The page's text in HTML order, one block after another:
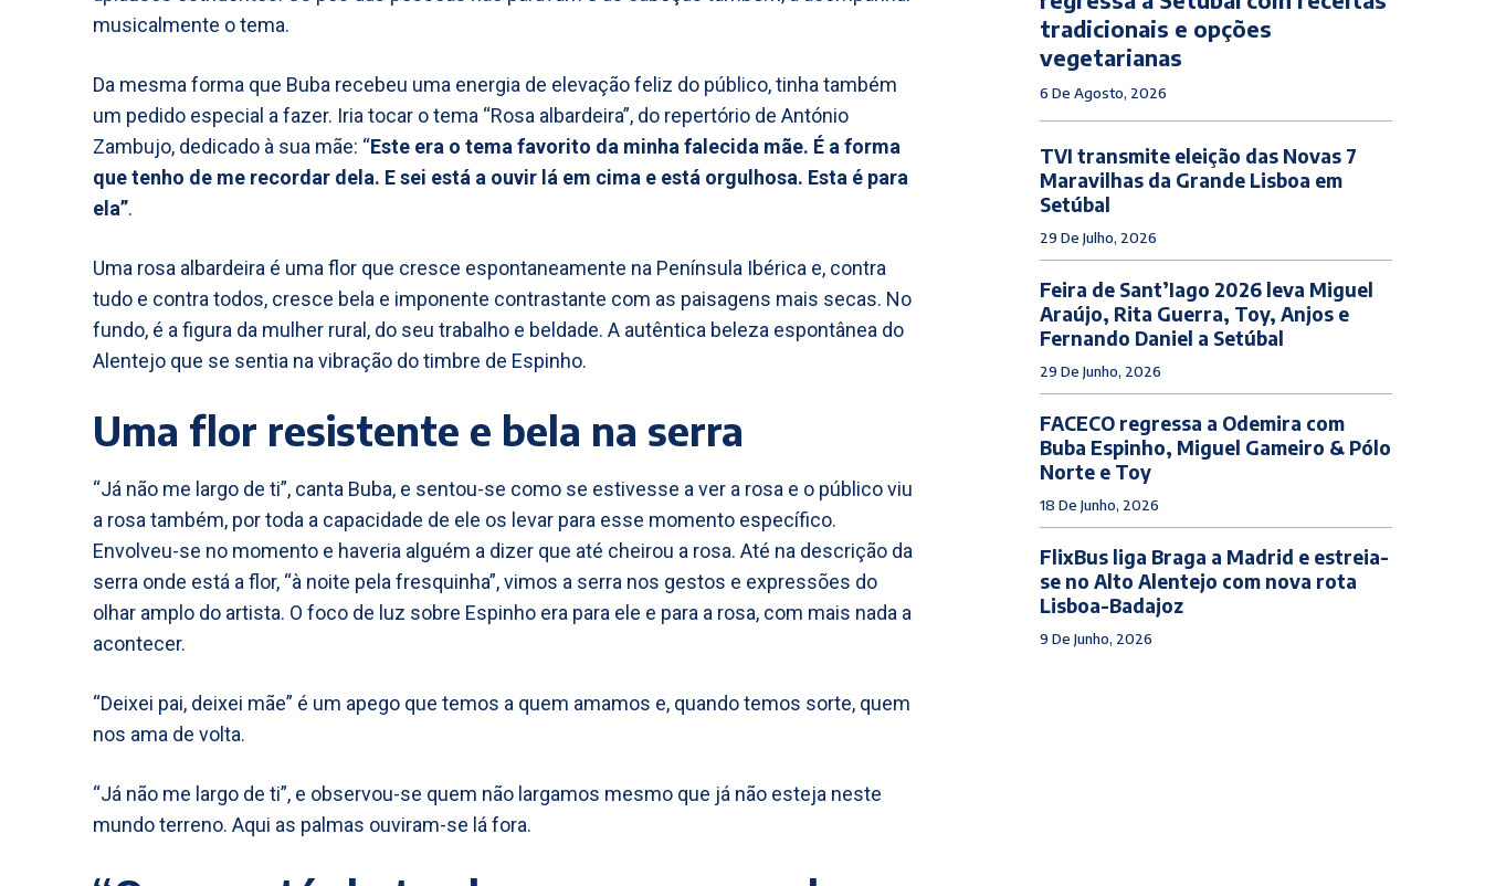
musicalmente o tema.
Da mesma forma que Buba recebeu uma energia de elevação feliz do público, tinha também
um pedido especial a fazer. Iria tocar o tema “Rosa albardeira”, do repertório de António
Zambujo, dedicado à sua mãe: “Este era o tema favorito da minha falecida mãe. É a forma
que tenho de me recordar dela. E sei está a ouvir lá em cima e está orgulhosa. Esta é para
ela”.
Uma rosa albardeira é uma flor que cresce espontaneamente na Península Ibérica e, contra
tudo e contra todos, cresce bela e imponente contrastante com as paisagens mais secas. No
fundo, é a figura da mulher rural, do seu trabalho e beldade. A autêntica beleza espontânea do
Alentejo que se sentia na vibração do timbre de Espinho.
Uma flor resistente e bela na serra
“Já não me largo de ti”, canta Buba, e sentou-se como se estivesse a ver a rosa e o público viu
a rosa também, por toda a capacidade de ele os levar para esse momento específico.
Envolveu-se no momento e haveria alguém a dizer que até cheirou a rosa. Até na descrição da
serra onde está a flor, “à noite pela fresquinha”, vimos a serra nos gestos e expressões do
olhar amplo do artista. O foco de luz sobre Espinho era para ele e para a rosa, com mais nada a
acontecer.
“Deixei pai, deixei mãe” é um apego que temos a quem amamos e, quando temos sorte, quem
nos ama de volta.
“Já não me largo de ti”, e observou-se quem não largamos mesmo que já não esteja neste
mundo terreno. Aqui as palmas ouviram-se lá fora.
tradicionais e opções
vegetarianas
6 De Agosto, 2026
TVI transmite eleição das Novas 7
Maravilhas da Grande Lisboa em
Setúbal
29 De Julho, 2026
Feira de Sant’Iago 2026 leva Miguel
Araújo, Rita Guerra, Toy, Anjos e
Fernando Daniel a Setúbal
29 De Junho, 2026
FACECO regressa a Odemira com
Buba Espinho, Miguel Gameiro & Pólo
Norte e Toy
18 De Junho, 2026
FlixBus liga Braga a Madrid e estreia-
se no Alto Alentejo com nova rota
Lisboa-Badajoz
9 De Junho, 2026